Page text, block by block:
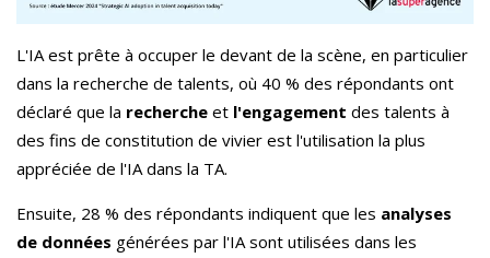
L'IA est prête à occuper le devant de la scène, en particulier
dans la recherche de talents, où 40 % des répondants ont
déclaré que la recherche et l'engagement des talents à
des fins de constitution de vivier est l'utilisation la plus
appréciée de l'IA dans la TA.
Ensuite, 28 % des répondants indiquent que les analyses
de données générées par l'IA sont utilisées dans les